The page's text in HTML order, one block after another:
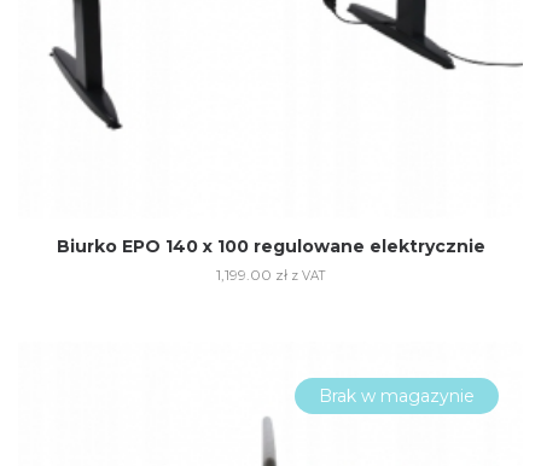
Biurko EPO 140 x 100 regulowane elektrycznie
1,199.00 zł z VAT
Brak w magazynie